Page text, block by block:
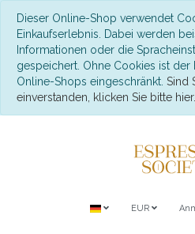
Dieser Online-Shop verwendet
Einkaufserlebnis. Dabei werden
Informationen oder die
gespeichert. Ohne Cookies ist der
Online-Shops eingeschränkt. Sind
einverstanden, klicken Sie bitte hier.
EUR